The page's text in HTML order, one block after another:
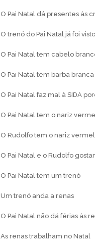
O Pai Natal dá presentes às
O trenó do Pai Natal já foi
O Pai Natal tem cabelo
O Pai Natal tem barba branca
O Pai Natal faz mal à SIDA
O Pai Natal tem o nariz
O Rudolfo tem o nariz
O Pai Natal e o Rudolfo
O Pai Natal tem um trenó
Um trenó anda a renas
O Pai Natal não dá férias às
As renas trabalham no Natal